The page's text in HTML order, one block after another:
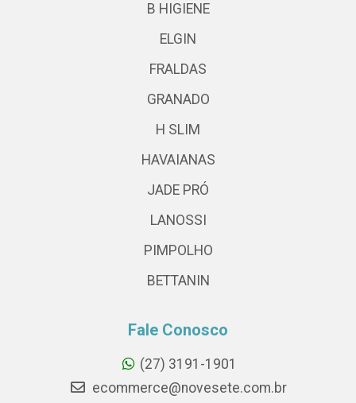
B HIGIENE
ELGIN
FRALDAS
GRANADO
H SLIM
HAVAIANAS
JADE PRÓ
LANOSSI
PIMPOLHO
BETTANIN
Fale Conosco
(27) 3191-1901
ecommerce@novesete.com.br